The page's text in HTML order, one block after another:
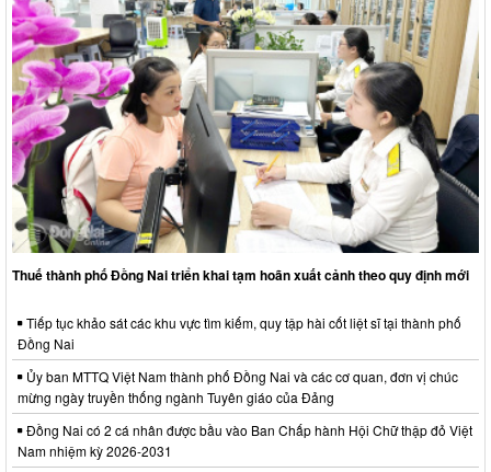
Thuế thành phố Đồng Nai triển khai tạm hoãn xuất cảnh theo quy định mới
Tiếp tục khảo sát các khu vực tìm kiếm, quy tập hài cốt liệt sĩ tại thành phố
Đồng Nai
Ủy ban MTTQ Việt Nam thành phố Đồng Nai và các cơ quan, đơn vị chúc
mừng ngày truyền thống ngành Tuyên giáo của Đảng
Đồng Nai có 2 cá nhân được bầu vào Ban Chấp hành Hội Chữ thập đỏ Việt
Nam nhiệm kỳ 2026-2031